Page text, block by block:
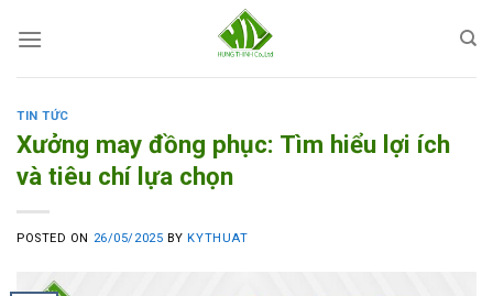
TIN TỨC
Xưởng may đồng phục: Tìm hiểu lợi ích
và tiêu chí lựa chọn
POSTED ON 26/05/2025 BYKYTHUAT